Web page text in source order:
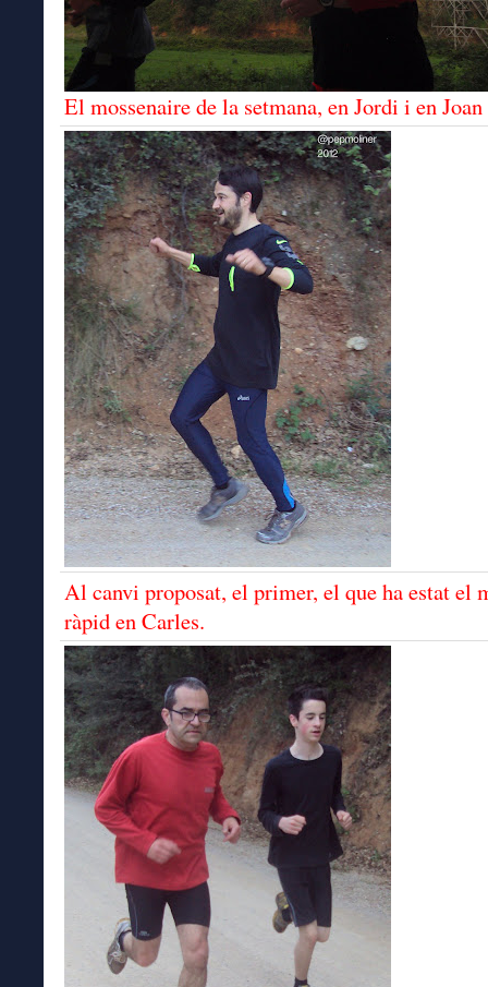
El mossenaire de la setmana, en Jordi i en Joan
Al canvi proposat, el primer, el que ha estat el
ràpid en Carles.